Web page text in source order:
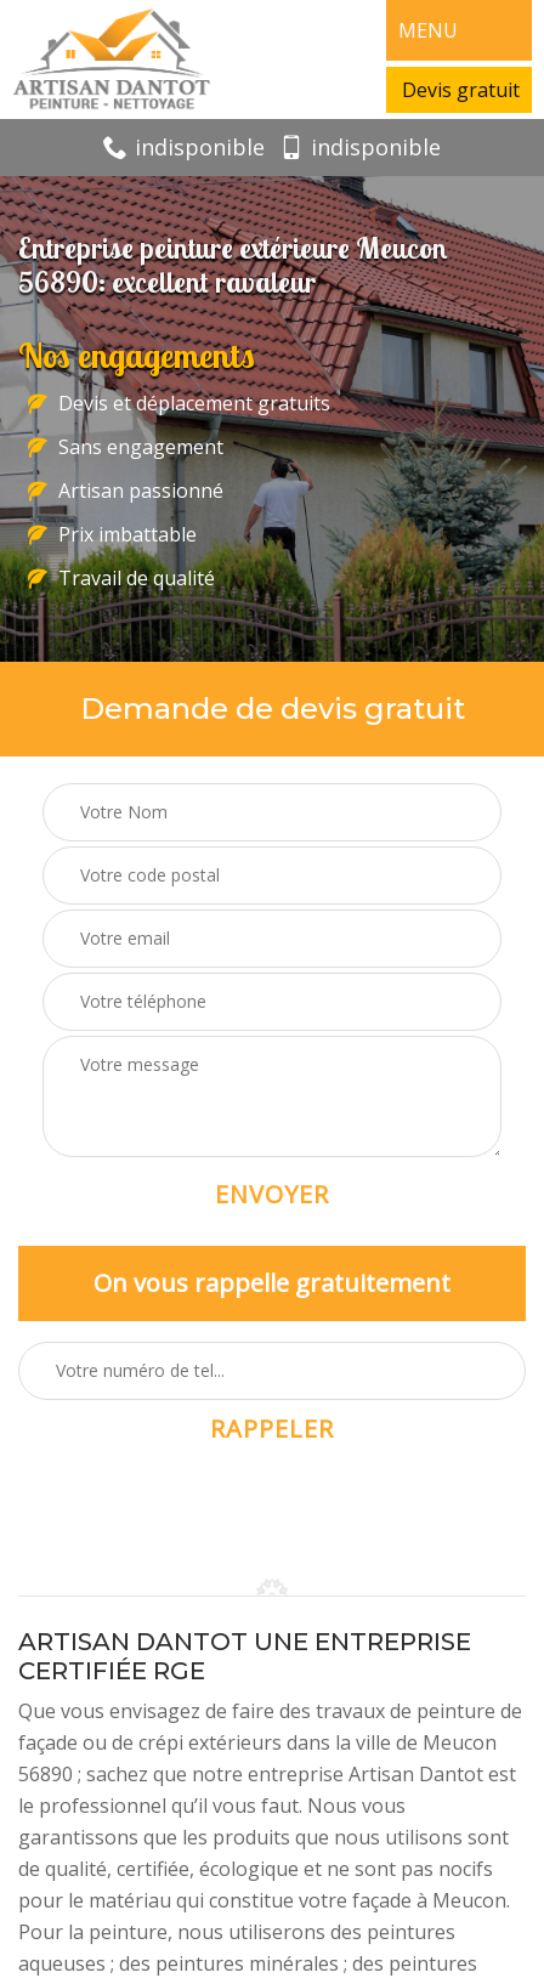
MENU
Devis gratuit
indisponible indisponible
Entreprise peinture extérieure Meucon
56890: excellent ravaleur
Nos engagements
Devis et déplacement gratuits
Sans engagement
Artisan passionné
Prix imbattable
Travail de qualité
Demande de devis gratuit
On vous rappelle gratuitement
ARTISAN DANTOT UNE ENTREPRISE
CERTIFIÉE RGE
Que vous envisagez de faire des travaux de peinture de
façade ou de crépi extérieurs dans la ville de Meucon
56890 ; sachez que notre entreprise Artisan Dantot est
le professionnel qu’il vous faut. Nous vous
garantissons que les produits que nous utilisons sont
de qualité, certifiée, écologique et ne sont pas nocifs
pour le matériau qui constitue votre façade à Meucon.
Pour la peinture, nous utiliserons des peintures
aqueuses ; des peintures minérales ; des peintures